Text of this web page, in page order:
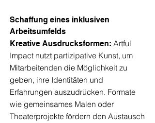
Schaffung eines inklusiven
Arbeitsumfelds
Kreative Ausdrucksformen: Artful
Impact nutzt partizipative Kunst, um
Mitarbeitenden die Möglichkeit zu
geben, ihre Identitäten und
Erfahrungen auszudrücken. Formate
wie gemeinsames Malen oder
Theaterprojekte fördern den Austausch